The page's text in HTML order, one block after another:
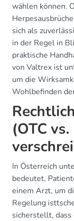
wählen können.
sich als
in der Regel in
praktische
von Valtrex ist
um die
Wohlbefinden
(OTC vs.
In Österreich
bedeutet,
einem Arzt, um
Regelung
sicherstellt,